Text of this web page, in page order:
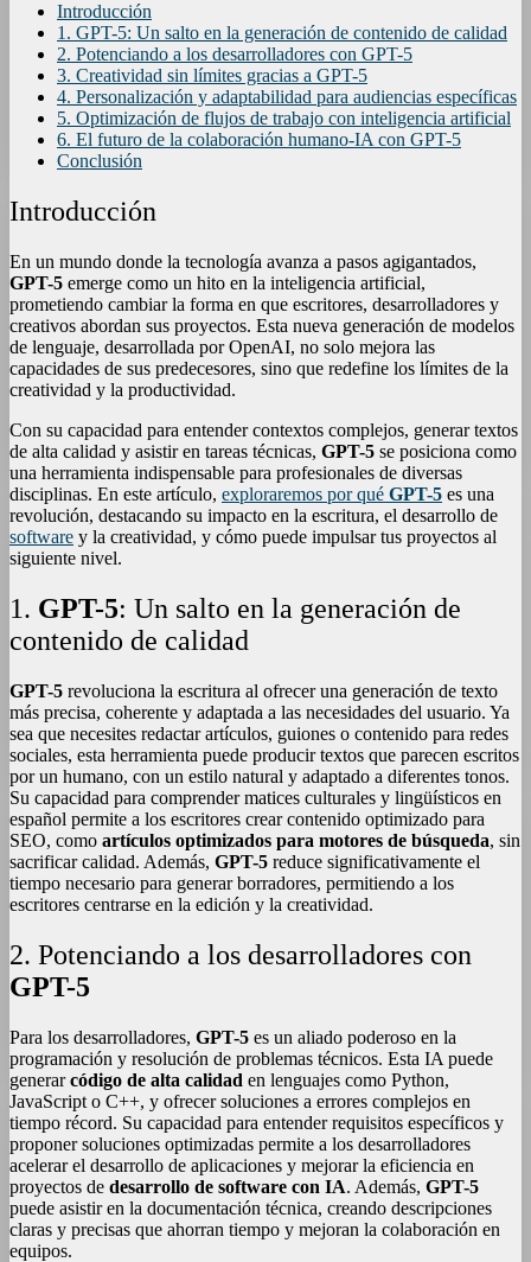
Introducción
1. GPT-5: Un salto en la generación de contenido de calidad
2. Potenciando a los desarrolladores con GPT-5
3. Creatividad sin límites gracias a GPT-5
4. Personalización y adaptabilidad para audiencias específicas
5. Optimización de flujos de trabajo con inteligencia artificial
6. El futuro de la colaboración humano-IA con GPT-5
Conclusión
Introducción
En un mundo donde la tecnología avanza a pasos agigantados,
GPT-5 emerge como un hito en la inteligencia artificial,
prometiendo cambiar la forma en que escritores, desarrolladores y
creativos abordan sus proyectos. Esta nueva generación de modelos
de lenguaje, desarrollada por OpenAI, no solo mejora las
capacidades de sus predecesores, sino que redefine los límites de la
creatividad y la productividad.
Con su capacidad para entender contextos complejos, generar textos
de alta calidad y asistir en tareas técnicas, GPT-5 se posiciona como
una herramienta indispensable para profesionales de diversas
disciplinas. En este artículo, exploraremos por qué GPT-5 es una
revolución, destacando su impacto en la escritura, el desarrollo de
software y la creatividad, y cómo puede impulsar tus proyectos al
siguiente nivel.
1. GPT-5: Un salto en la generación de
contenido de calidad
GPT-5 revoluciona la escritura al ofrecer una generación de texto
más precisa, coherente y adaptada a las necesidades del usuario. Ya
sea que necesites redactar artículos, guiones o contenido para redes
sociales, esta herramienta puede producir textos que parecen escritos
por un humano, con un estilo natural y adaptado a diferentes tonos.
Su capacidad para comprender matices culturales y lingüísticos en
español permite a los escritores crear contenido optimizado para
SEO, como artículos optimizados para motores de búsqueda, sin
sacrificar calidad. Además, GPT-5 reduce significativamente el
tiempo necesario para generar borradores, permitiendo a los
escritores centrarse en la edición y la creatividad.
2. Potenciando a los desarrolladores con
GPT-5
Para los desarrolladores, GPT-5 es un aliado poderoso en la
programación y resolución de problemas técnicos. Esta IA puede
generarcódigo de alta calidad en lenguajes como Python,
JavaScript o C++, y ofrecer soluciones a errores complejos en
tiempo récord. Su capacidad para entender requisitos específicos y
proponer soluciones optimizadas permite a los desarrolladores
acelerar el desarrollo de aplicaciones y mejorar la eficiencia en
proyectos de desarrollo de software con IA. Además, GPT-5
puede asistir en la documentación técnica, creando descripciones
claras y precisas que ahorran tiempo y mejoran la colaboración en
equipos.